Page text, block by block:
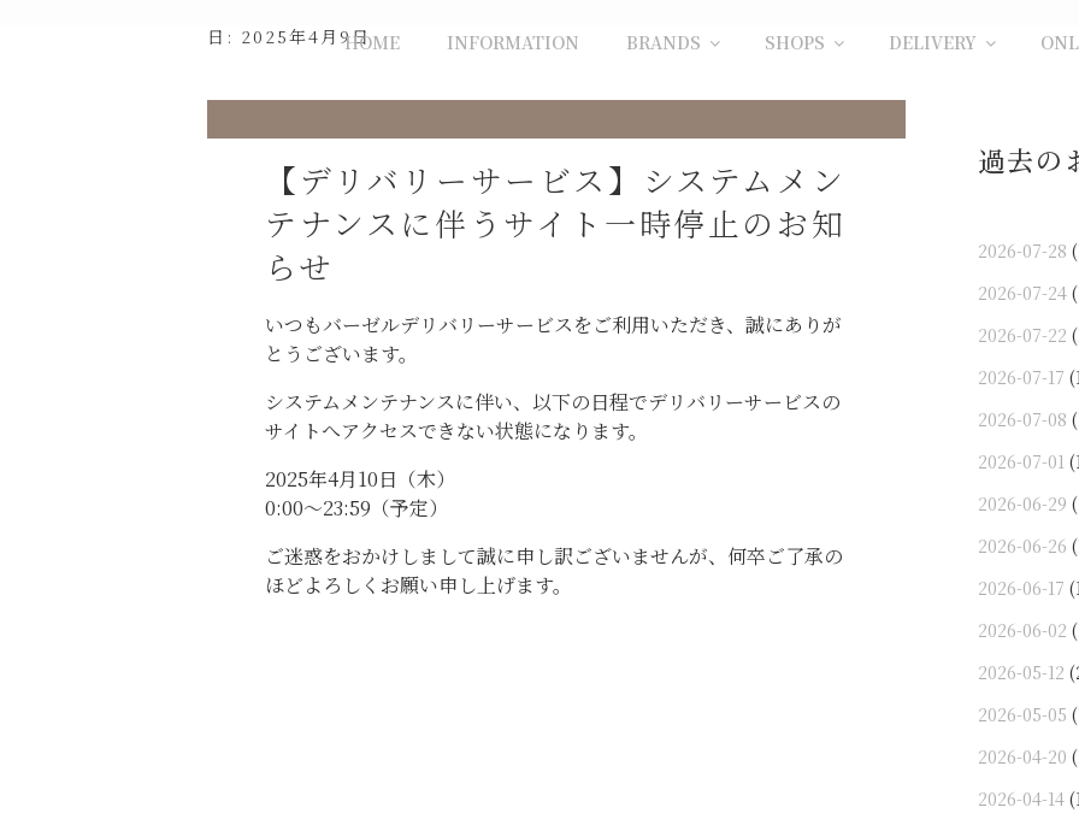
HOME INFORMATION BRANDS SHOPS DELIVERY
日: 2025年4月9日
【デリバリーサービス】システムメン
テナンスに伴うサイト一時停止のお知
らせ
いつもバーゼルデリバリーサービスをご利用いただき、誠にありが
とうございます。
システムメンテナンスに伴い、以下の日程でデリバリーサービスの
サイトへアクセスできない状態になります。
2025年4月10日（木）
0:00〜23:59（予定）
ご迷惑をおかけしまして誠に申し訳ございませんが、何卒ご了承の
ほどよろしくお願い申し上げます。
過去の
2026-07-28
2026-07-24
2026-07-22
2026-07-17
2026-07-08
2026-07-01
2026-06-29
2026-06-26
2026-06-17
2026-06-02
2026-05-12
2026-05-05
2026-04-20
2026-04-14